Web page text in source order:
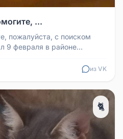
...
пожалуйста, с поиском
9 февраля в районе
из VK
🐈